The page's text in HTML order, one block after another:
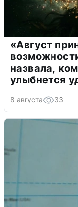
«Август
назвала,
улыбнется
8 августа 33